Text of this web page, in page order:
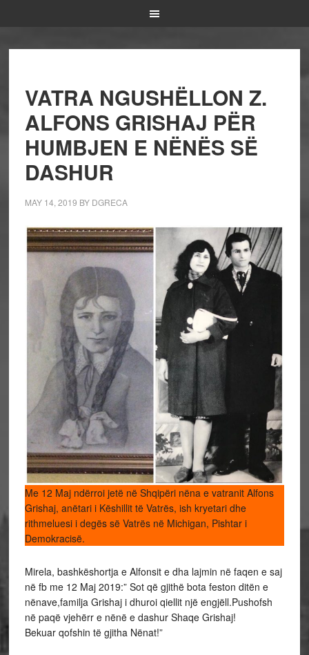
VATRA NGUSHËLLON Z.
ALFONS GRISHAJ PËR
HUMBJEN E NËNËS SË
DASHUR
MAY 14, 2019 BY DGRECA
Me 12 Maj ndërroi jetë në Shqipëri nëna e vatranit Alfons
Grishaj, anëtari i Këshillit të Vatrës, ish kryetari dhe
rithmeluesi i degës së Vatrës në Michigan, Pishtar i
Demokracisë.
Mirela, bashkëshortja e Alfonsit e dha lajmin në faqen e saj
në fb me 12 Maj 2019:” Sot që gjithë bota feston ditën e
nënave,familja Grishaj i dhuroi qiellit një engjëll.Pushofsh
në paqë vjehërr e nënë e dashur Shaqe Grishaj!
Bekuar qofshin të gjitha Nënat!”